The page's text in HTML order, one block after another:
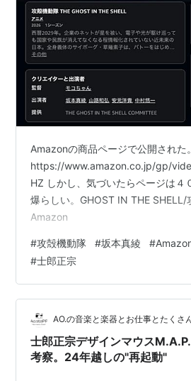
Amazonの商品ページで公開された。
https://www.amazon.co.jp/gp/
HZ しかし、気づいたらページは４
爆らしい。GHOST IN THE SHELL/
Amazon
#攻殻機動隊 #坂本真綾 #
#士郎正宗
AO.の音楽と楽器とお仕事とたくさ
士郎正宗デザインマウス
考察。24年越しの"再起動"